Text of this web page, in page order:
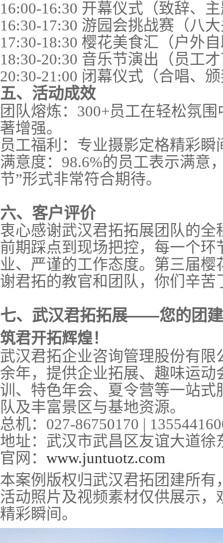
16:00-16:30 开幕仪式（致辞、
16:30-17:30 游园会挑战赛（八
17:30-18:30 樱花美食汇（户外
18:30-20:30 音乐节演出（员工
20:30-21:00 闭幕仪式（合唱、
五、活动成效
团 队熔炼 ： 300+员工在轻松氛
著增强。
员工福利：专业摄影定格精彩
满意度： 98.6%的员工表示满意
节”形式非常符合期待。
六、客户评价
衷心感谢武汉君拓拓展团队的
前期踩点到现场把控，每一个环
业、严谨的工作态度。第三届
谢君拓的教官和团队，你们辛苦
七、武汉君拓拓展——您的团建
筑君开拓辉煌！
武汉君拓企业咨询管理股份有
余年，提供企业拓展、趣味运动
训、特色年会、夏令营等一站
队及丰富景区与基地资源。
总机： 027-86750170 |
地址：武汉市武昌区友谊大道徐
官网： www.juntuotz.com
本案例版权归武汉君拓团建所
活动照片及视频素材仅供展示
精彩瞬间。